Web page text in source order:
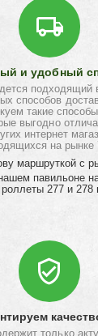
и удобный
подходящий
способов
такие
выгодно
интернет
на рынке
маршруткой с
павильоне
277 и 278
только